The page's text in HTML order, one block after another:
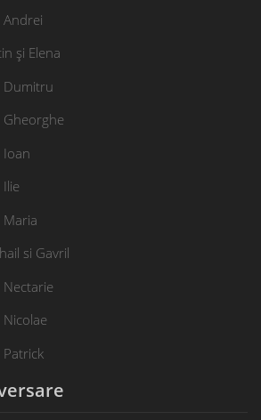
Andrei
și Elena
Dumitru
Gheorghe
Ioan
Ilie
Maria
si Gavril
Nectarie
Nicolae
Patrick